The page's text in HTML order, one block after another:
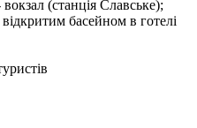
(станція Славське);
басейном в готелі